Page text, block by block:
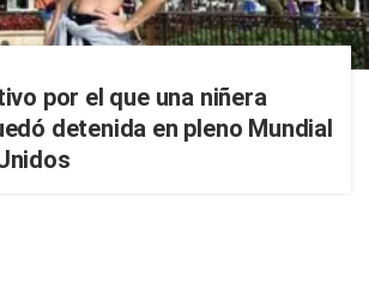
por el que una niñera
detenida en pleno Mundial